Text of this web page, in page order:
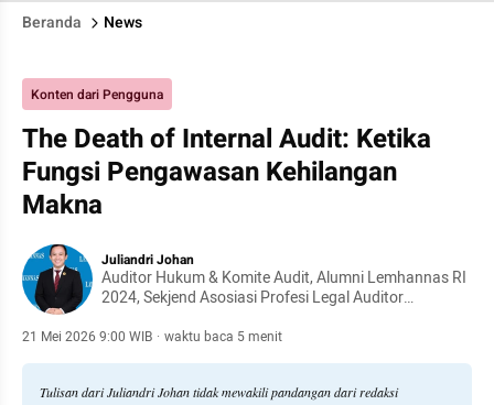
Beranda News
Konten dari Pengguna
The Death of Internal Audit: Ketika
Fungsi Pengawasan Kehilangan
Makna
Juliandri Johan
Auditor Hukum & Komite Audit, Alumni Lemhannas RI
2024, Sekjend Asosiasi Profesi Legal Auditor
Auditor Hukum Indonesia dan Komite Audit untuk
21 Mei 2026 9:00 WIB · waktu baca 5 menit
Tulisan dari Juliandri Johan tidak mewakili pandangan dari redaksi